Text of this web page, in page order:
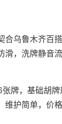
合乌鲁木齐百
，洗牌静音
牌，基础胡牌
护简单，价